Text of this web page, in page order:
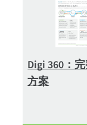
Digi 360：
方案